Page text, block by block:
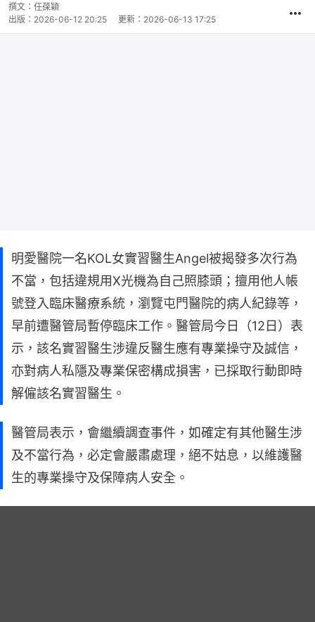
撰文： 任葆穎
出版： 2026-06-12 20:25 更新： 2026-06-13 17:25
明愛醫院一名KOL女實習醫生Angel被揭發多次行為
不當，包括違規用X光機為自己照膝頭；擅用他人帳
號登入臨床醫療系統，瀏覽屯門醫院的病人紀錄等，
早前遭醫管局暫停臨床工作。醫管局今日（12日）表
示，該名實習醫生涉違反醫生應有專業操守及誠信，
亦對病人私隱及專業保密構成損害，已採取行動即時
解僱該名實習醫生。
醫管局表示，會繼續調查事件，如確定有其他醫生涉
及不當行為，必定會嚴肅處理，絕不姑息，以維護醫
生的專業操守及保障病人安全。